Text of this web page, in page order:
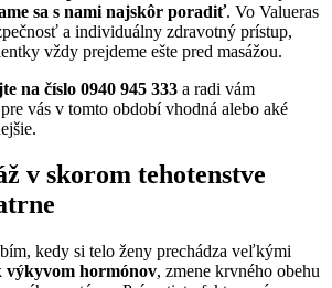
sa s nami najskôr poradiť. Vo Valueras
a individuálny zdravotný prístup,
vždy prejdeme ešte pred masážou.
na číslo 0940 945 333 a radi vám
vás v tomto období vhodná alebo aké
v skorom tehotenstve
kedy si telo ženy prechádza veľkými
výkyvom hormónov, zmene krvného obehu